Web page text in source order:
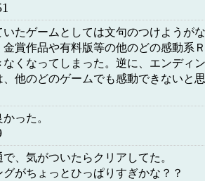
いたゲームとしては文句のつけようが
賞作品や有料版等の他のどの感動系
なくなってしまった。逆に、エンディ
他のどのゲームでも感動できないと
った。
、気がついたらクリアしてた。
がちょっとひっぱりすぎかな？？